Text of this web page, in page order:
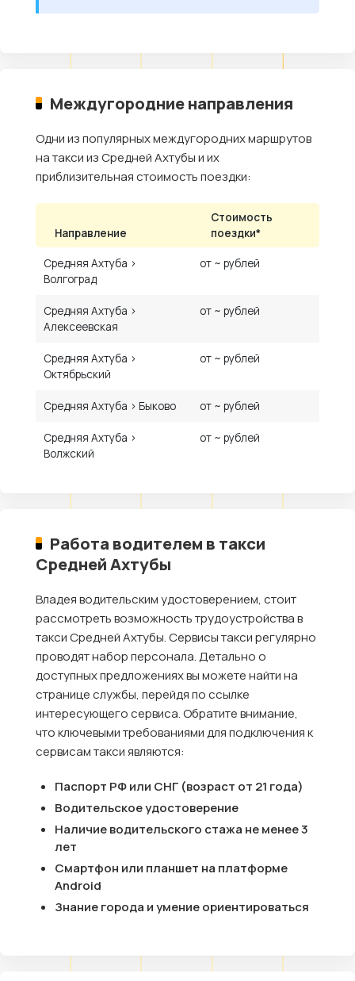
Междугородние направления
Одни из популярных междугородних маршрутов
на такси из Средней Ахтубы и их
приблизительная стоимость поездки:
Направление
Стоимость
поездки*
Средняя Ахтуба ›
Волгоград
от ~ рублей
Средняя Ахтуба ›
Алексеевская
от ~ рублей
Средняя Ахтуба ›
Октябрьский
от ~ рублей
Средняя Ахтуба › Быково от ~ рублей
Средняя Ахтуба ›
Волжский
от ~ рублей
Работа водителем в такси
Средней Ахтубы
Владея водительским удостоверением, стоит
рассмотреть возможность трудоустройства в
такси Средней Ахтубы. Сервисы такси регулярно
проводят набор персонала. Детально о
доступных предложениях вы можете найти на
странице службы, перейдя по ссылке
интересующего сервиса. Обратите внимание,
что ключевыми требованиями для подключения к
сервисам такси являются:
Паспорт РФ или СНГ (возраст от 21 года)
Водительское удостоверение
Наличие водительского стажа не менее 3
лет
Смартфон или планшет на платформе
Android
Знание города и умение ориентироваться